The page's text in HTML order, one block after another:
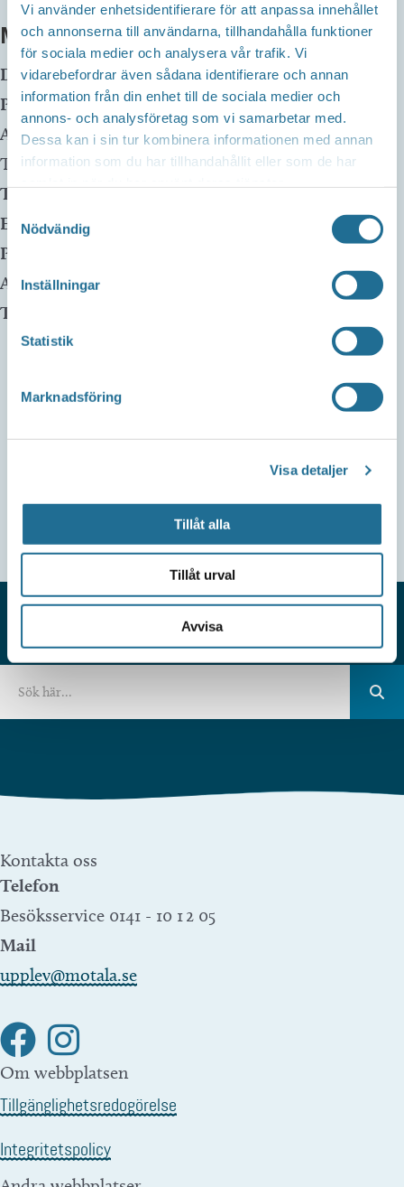
Vi använder enhetsidentifierare för att anpassa innehållet
och annonserna till användarna, tillhandahålla funktioner
för sociala medier och analysera vår trafik. Vi
vidarebefordrar även sådana identifierare och annan
information från din enhet till de sociala medier och
annons- och analysföretag som vi samarbetar med.
Dessa kan i sin tur kombinera informationen med annan
information som du har tillhandahållit eller som de har
Nödvändig
Inställningar
Statistik
Marknadsföring
Visa detaljer
Tillåt alla
Tillåt urval
Avvisa
MER INFO
Datum: 10 oktober, 2024 kl 14:00-16:00
Plats:Tjällmo bibliotek
Adress: Länsvägen
Tjällmo, 59190 Sverige
Telefon:0141222546
E-mail:
Pris:
Arrangör:
Telefonnummer arrangör:
HITTAR DU INTE VAD DU SÖKER?
Kontakta oss
Telefon
Besöksservice 0141 - 10 1 2 05
Mail
upplev@motala.se
Om webbplatsen
Tillgänglighetsredogörelse
Integritetspolicy